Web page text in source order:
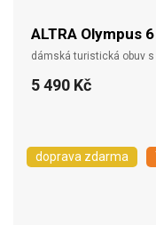
ALTRA Olympus
dámská turistická obuv
5 490 Kč
doprava zdarma